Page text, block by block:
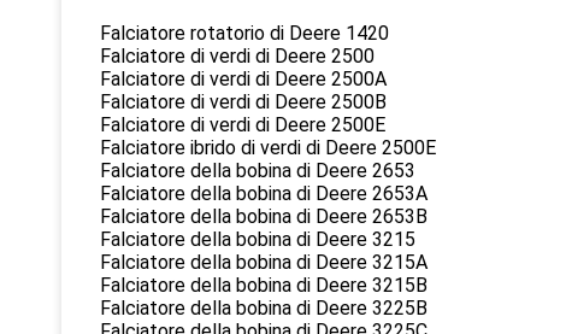
Falciatore rotatorio di Deere 1420
Falciatore di verdi di Deere 2500
Falciatore di verdi di Deere 2500A
Falciatore di verdi di Deere 2500B
Falciatore di verdi di Deere 2500E
Falciatore ibrido di verdi di Deere 2500E
Falciatore della bobina di Deere 2653
Falciatore della bobina di Deere 2653A
Falciatore della bobina di Deere 2653B
Falciatore della bobina di Deere 3215
Falciatore della bobina di Deere 3215A
Falciatore della bobina di Deere 3215B
Falciatore della bobina di Deere 3225B